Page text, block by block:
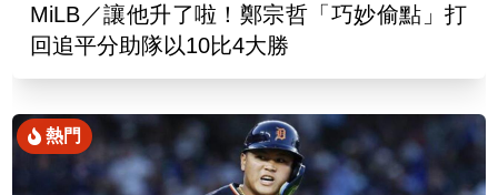
MiLB／讓他升了啦！鄭宗哲「巧妙偷點」打
回追平分助隊以10比4大勝
熱門